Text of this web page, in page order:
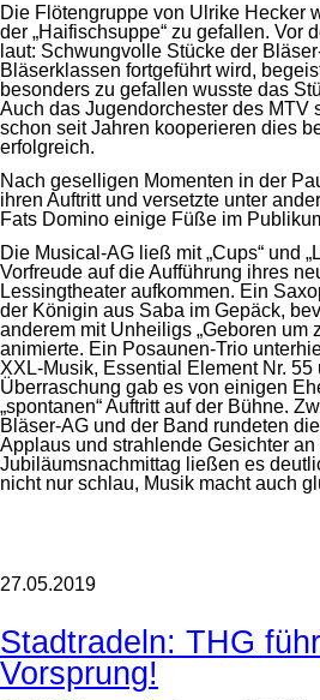
Die Flötengruppe von Ulrike Hecker
der „Haifischsuppe“ zu gefallen. Vor
laut: Schwungvolle Stücke der
Bläserklassen fortgeführt wird,
besonders zu gefallen wusste das
Auch das Jugendorchester des MTV
schon seit Jahren kooperieren dies
erfolgreich.
Nach geselligen Momenten in der
ihren Auftritt und versetzte unter
Fats Domino einige Füße im
Die Musical-AG ließ mit „Cups“ und
Vorfreude auf die Aufführung ihres
Lessingtheater aufkommen. Ein
der Königin aus Saba im Gepäck,
anderem mit Unheiligs „Geboren um
animierte. Ein Posaunen-Trio
XXL-Musik, Essential Element Nr.
Überraschung gab es von einigen
„spontanen“ Auftritt auf der Bühne.
Bläser-AG und der Band rundeten
Applaus und strahlende Gesichter an
Jubiläumsnachmittag ließen es
nicht nur schlau, Musik macht auch
27.05.2019
Stadtradeln: THG
Vorsprung!